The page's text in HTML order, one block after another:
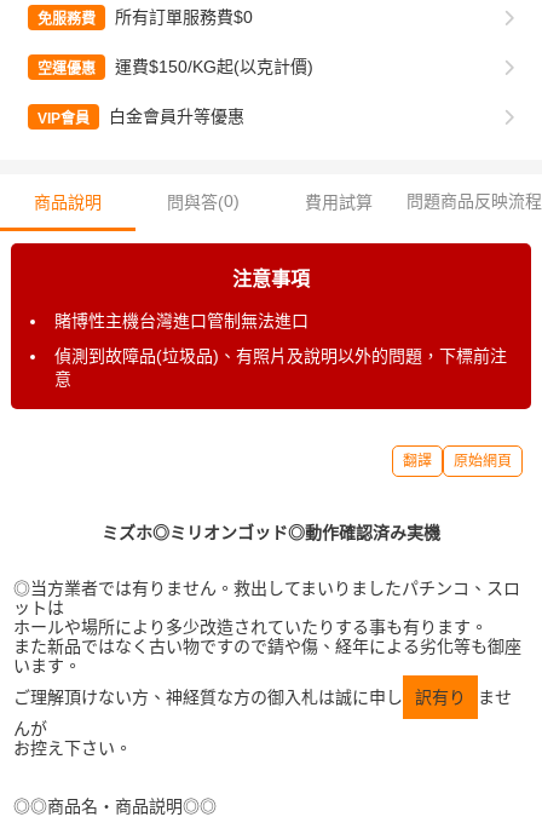
免服務費 所有訂單服務費$0
空運優惠 運費$150/KG起(以克計價)
VIP會員 白金會員升等優惠
商品說明 問與答(0) 費用試算 問題商品反映流程
注意事項
賭博性主機台灣進口管制無法進口
偵測到故障品(垃圾品)、有照片及說明以外的問題，下標前注
意
翻譯 原始網頁
ミズホ◎ミリオンゴッド◎動作確認済み実機
◎当方業者では有りません。救出してまいりましたパチンコ、スロ
ットは
ホールや場所により多少改造されていたりする事も有ります。
また新品ではなく古い物ですので錆や傷、経年による劣化等も御座
います。
ご理解頂けない方、神経質な方の御入札は誠に申し
訳有り
ませ
んが
お控え下さい。
◎◎商品名・商品説明◎◎